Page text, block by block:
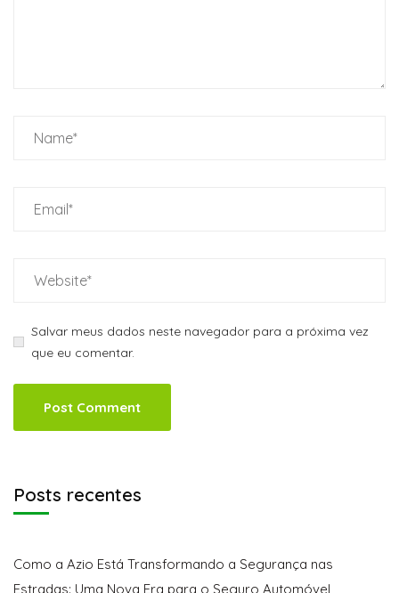
Salvar meus dados neste navegador para a próxima vez
que eu comentar.
Posts recentes
Como a Azio Está Transformando a Segurança nas
Estradas: Uma Nova Era para o Seguro Automóvel